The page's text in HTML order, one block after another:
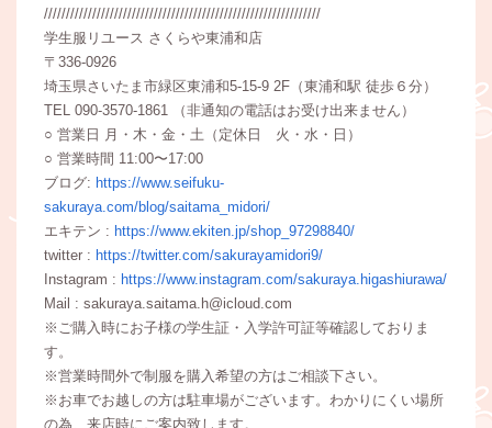
///////////////////////////////////////////////////////////////
学生服リユース さくらや東浦和店
〒336-0926
埼玉県さいたま市緑区東浦和5-15-9 2F（東浦和駅 徒歩６分）
TEL 090-3570-1861 （非通知の電話はお受け出来ません）
○ 営業日 月・木・金・土（定休日 火・水・日）
○ 営業時間 11:00〜17:00
ブログ: https://www.seifuku-
sakuraya.com/blog/saitama_midori/
エキテン : https://www.ekiten.jp/shop_97298840/
twitter : https://twitter.com/sakurayamidori9/
Instagram : https://www.instagram.com/sakuraya.higashiurawa/
Mail : sakuraya.saitama.h@icloud.com
※ご購入時にお子様の学生証・入学許可証等確認しておりま
す。
※営業時間外で制服を購入希望の方はご相談下さい。
※お車でお越しの方は駐車場がございます。わかりにくい場所
の為、来店時にご案内致します。